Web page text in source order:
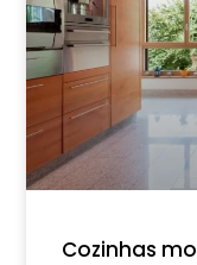
Cozinhas